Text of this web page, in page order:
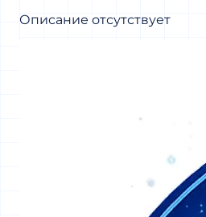
Описание отсутствует